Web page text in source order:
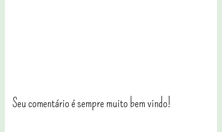
Seu comentário é sempre muito bem vindo!